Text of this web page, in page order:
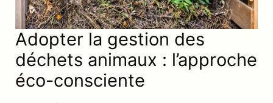
Adopter la gestion des
déchets animaux : l’approche
éco-consciente